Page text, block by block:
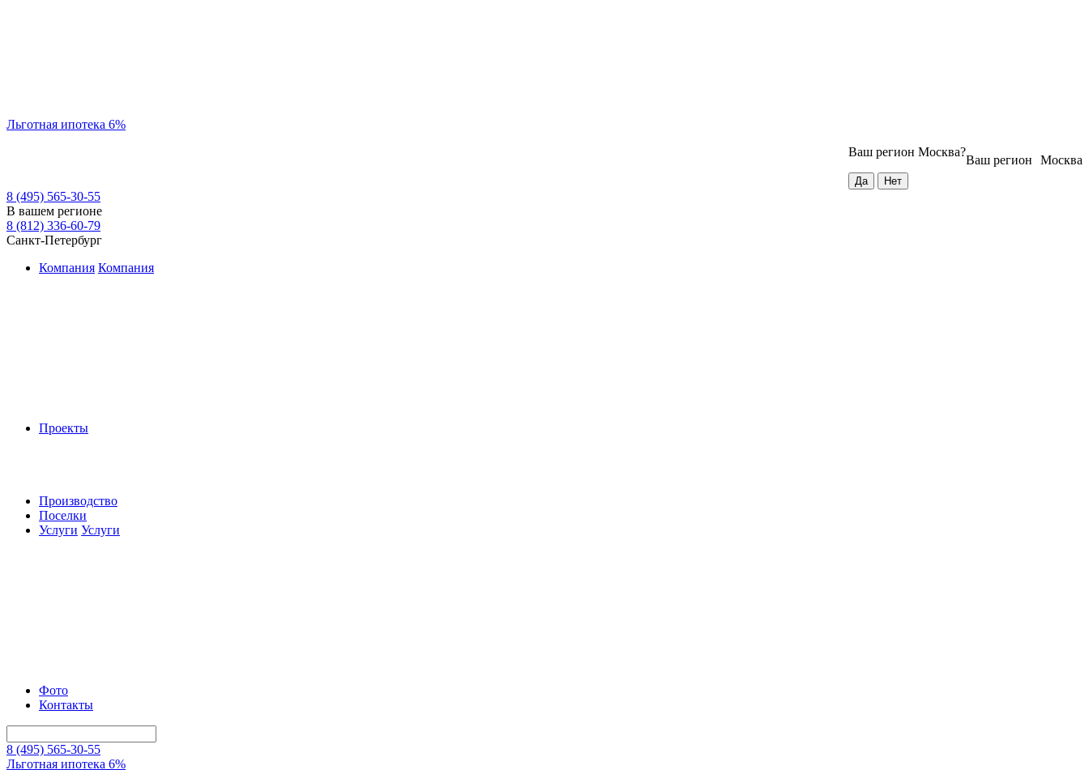
Льготная ипотека 6%
Москва
Ваш регион
Ваш регион Москва?
8 (495) 565-30-55
В вашем регионе
8 (812) 336-60-79
Санкт-Петербург
Компания Компания
Проекты
Производство
Поселки
Услуги Услуги
Фото
Контакты
8 (495) 565-30-55
Льготная ипотека 6%